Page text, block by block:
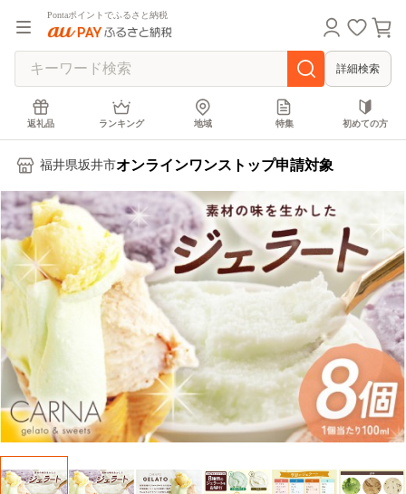
Pontaポイントでふるさと納税
詳細検索
返礼品 ランキング 地域 特集 初めての方
福井県坂井市オンラインワンストップ申請対象